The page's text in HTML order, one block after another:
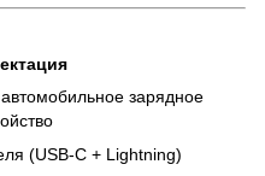
зарядное
(USB-C + Lightning)